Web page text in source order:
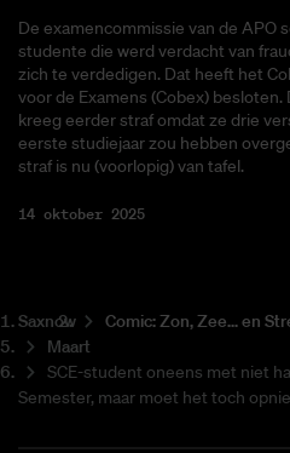
De examencommissie van de APO
studente die werd verdacht van
zich te verdedigen. Dat heeft het
voor de Examens (Cobex)
kreeg eerder straf omdat ze drie
eerste studiejaar zou hebben
straf is nu (voorlopig) van tafel.
14 oktober 2025
Saxnow Co­mic: Zon, Zee... en
Maart
SCE-student oneens met niet
Semester, maar moet het toch